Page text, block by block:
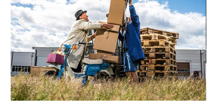
KONTAKT OSS
OM OSS
BRUK OMATT